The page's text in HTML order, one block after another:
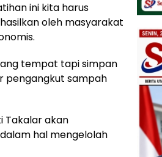
ini kita harus
oleh masyarakat
tempat tapi simpan
pengangkut sampah
Takalar akan
hal mengelolah